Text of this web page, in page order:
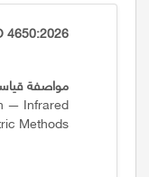
4650:2026
مواصفة
— Infrared
Methods